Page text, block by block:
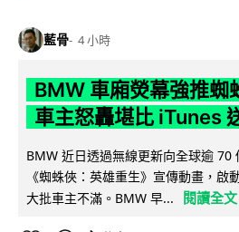
藍骨 4 小時
BMW 車廂熒幕強推
車主怒轟堪比 iTunes
BMW 近日透過無線更新向全球逾 70
《蜘蛛俠：英雄重生》宣傳動畫，啟
大批車主不滿。BMW 早...
閱讀全文